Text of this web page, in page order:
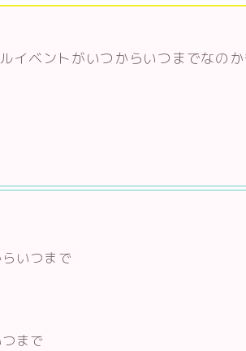
イベントがいつからいつまでなのか
いつまで
まで